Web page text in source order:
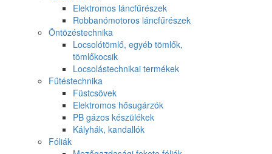
Elektromos láncfűrészek
Robbanómotoros láncfűrészek
Öntözéstechnika
Locsolótömlő, egyéb tömlők,
tömlőkocsik
Locsolástechnikai termékek
Fűtéstechnika
Füstcsövek
Elektromos hősugárzók
PB gázos készülékek
Kályhák, kandallók
Fóliák